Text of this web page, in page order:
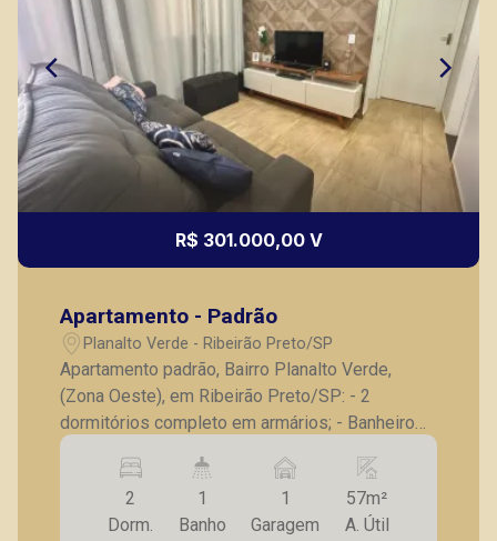
(16) 99327-7979
Corretor(a) Online
CORRETOR DE PLANTÃO
CRECI 82740 - Venda
(16) 99137-0754
CORRETOR DE PLANTÃO
R$ 301.000,00 V
Apartamento - Padrão
Planalto Verde - Ribeirão Preto/SP
Apartamento padrão, Bairro Planalto Verde,
(Zona Oeste), em Ribeirão Preto/SP: - 2
dormitórios completo em armários; - Banheiro
social; - Sala para 2 ambientes; - Cozinha
planejada; - Lavanderia; - Sacada; - 1 vaga de
garagem. Também temos imóveis no Jardim
Canadá, Jardim Irajá, Jardim Botânico, imóveis
2
Dorm.
1
Banho
1
Garagem
57m²
A. Útil